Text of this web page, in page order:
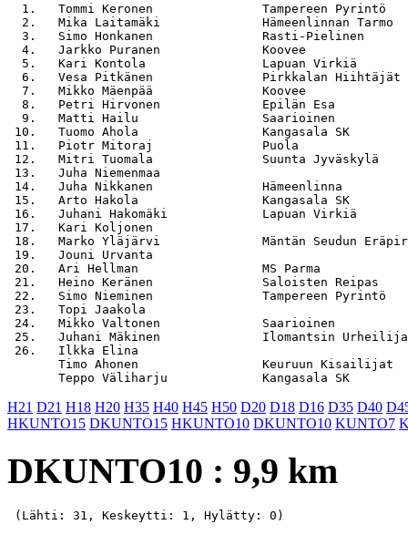
1.   Tommi Keronen               Tampereen
2.   Mika Laitamäki              Hämeenlinnan
3.   Simo Honkanen               Rasti-Pielinen
4.   Jarkko Puranen              Koovee
5.   Kari Kontola                Lapuan Virkiä
6.   Vesa Pitkänen               Pirkkalan
7.   Mikko Mäenpää               Koovee
8.   Petri Hirvonen              Epilän Esa
9.   Matti Hailu                 Saarioinen
10.   Tuomo Ahola                 Kangasala SK
11.   Piotr Mitoraj               Puola
12.   Mitri Tuomala               Suunta
13.   Juha Niemenmaa
14.   Juha Nikkanen               Hämeenlinna
15.   Arto Hakola                 Kangasala SK
16.   Juhani Hakomäki             Lapuan Virkiä
17.   Kari Koljonen
18.   Marko Yläjärvi              Mäntän Seudun
19.   Jouni Urvanta
20.   Ari Hellman                 MS Parma
21.   Heino Keränen               Saloisten
22.   Simo Nieminen               Tampereen
23.   Topi Jaakola
24.   Mikko Valtonen              Saarioinen
25.   Juhani Mäkinen              Ilomantsin
26.   Ilkka Elina
Timo Ahonen                 Keuruun
H21 D21 H18 H20 H35 H40 H45 H50 D20 D18 D16 D35 D40
HKUNTO15 DKUNTO15 HKUNTO10 DKUNTO10 KUNTO7
DKUNTO10 : 9,9 km
(Lähti: 31, Keskeytti: 1, Hylätty: 0)